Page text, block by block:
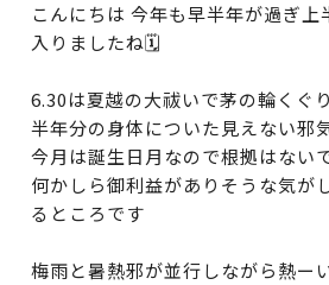
こんにちは 今年も早半年が過ぎ上
入りましたね🗓️
6.30は夏越の大祓いで茅の輪くぐ
半年分の身体についた見えない邪
今月は誕生日月なので根拠はない
何かしら御利益がありそうな気が
るところです
梅雨と暑熱邪が並行しながら熱ー